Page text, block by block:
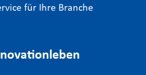
für Ihre Branche